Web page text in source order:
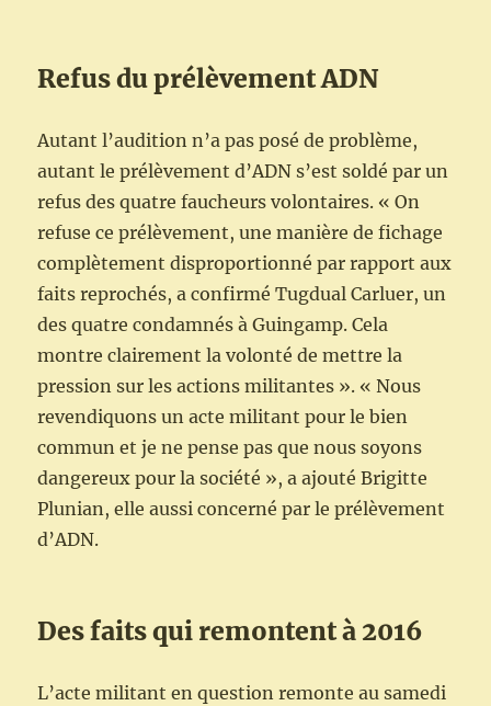
Refus du prélèvement ADN
Autant l’audition n’a pas posé de problème,
autant le prélèvement d’ADN s’est soldé par un
refus des quatre faucheurs volontaires. « On
refuse ce prélèvement, une manière de fichage
complètement disproportionné par rapport aux
faits reprochés, a confirmé Tugdual Carluer, un
des quatre condamnés à Guingamp. Cela
montre clairement la volonté de mettre la
pression sur les actions militantes ». « Nous
revendiquons un acte militant pour le bien
commun et je ne pense pas que nous soyons
dangereux pour la société », a ajouté Brigitte
Plunian, elle aussi concerné par le prélèvement
d’ADN.
Des faits qui remontent à 2016
L’acte militant en question remonte au samedi